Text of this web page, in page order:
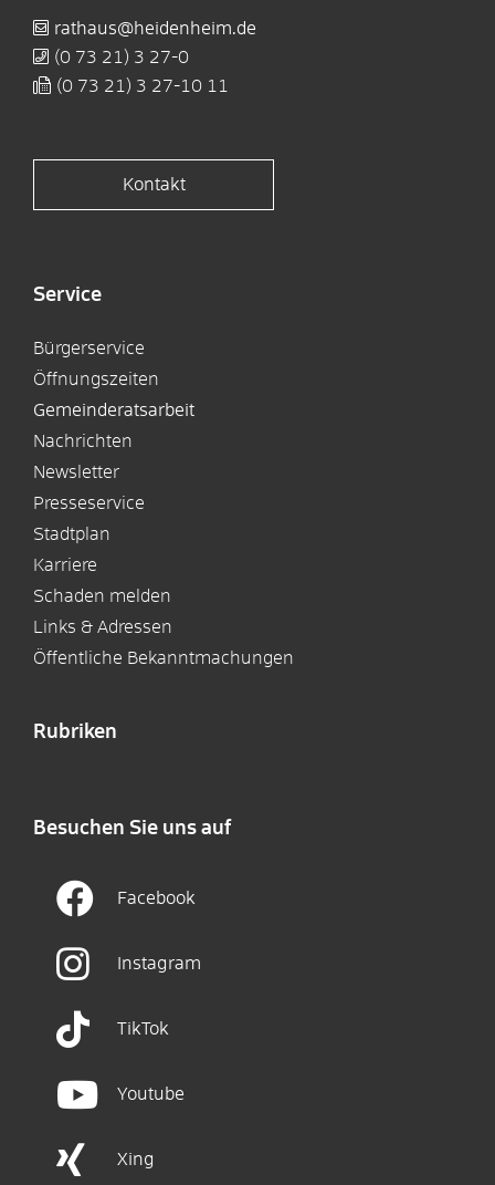
rathaus@heidenheim.de
(0 73 21) 3 27-0
(0 73 21) 3 27-10 11
Kontakt
Service
Bürgerservice
Öffnungszeiten
Gemeinderatsarbeit
Nachrichten
Newsletter
Presseservice
Stadtplan
Karriere
Schaden melden
Links & Adressen
Öffentliche Bekanntmachungen
Rubriken
Besuchen Sie uns auf
Facebook
Instagram
TikTok
Youtube
Xing